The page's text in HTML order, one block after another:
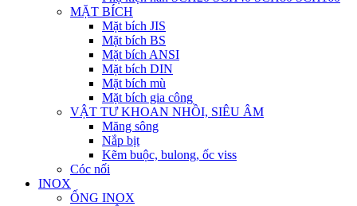
MẶT BÍCH
Mặt bích JIS
Mặt bích BS
Mặt bích ANSI
Mặt bích DIN
Mặt bích mù
Mặt bích gia công
VẬT TƯ KHOAN NHỒI, SIÊU ÂM
Măng sông
Nắp bịt
Kẽm buộc, bulong, ốc viss
Cóc nối
INOX
ỐNG INOX